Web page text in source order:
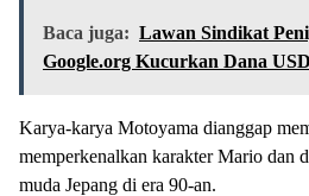
Baca juga: Lawan Sindikat
Google.org Kucurkan Dana
Karya-karya Motoyama dianggap
memperkenalkan karakter Mario dan
muda Jepang di era 90-an.